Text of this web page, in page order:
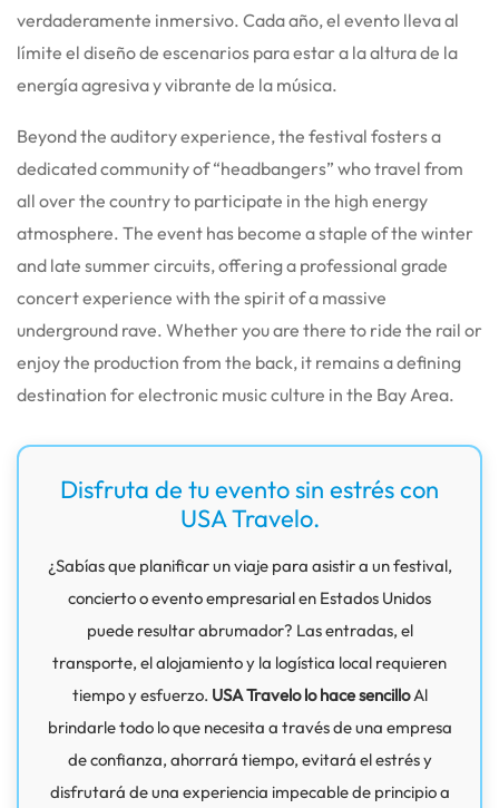
verdaderamente inmersivo. Cada año, el evento lleva al
límite el diseño de escenarios para estar a la altura de la
energía agresiva y vibrante de la música.
Beyond the auditory experience, the festival fosters a
dedicated community of “headbangers” who travel from
all over the country to participate in the high energy
atmosphere. The event has become a staple of the winter
and late summer circuits, offering a professional grade
concert experience with the spirit of a massive
underground rave. Whether you are there to ride the rail or
enjoy the production from the back, it remains a defining
destination for electronic music culture in the Bay Area.
Disfruta de tu evento sin estrés con
USA Travelo.
¿Sabías que planificar un viaje para asistir a un festival,
concierto o evento empresarial en Estados Unidos
puede resultar abrumador? Las entradas, el
transporte, el alojamiento y la logística local requieren
tiempo y esfuerzo. USA Travelo lo hace sencilloAl
brindarle todo lo que necesita a través de una empresa
de confianza, ahorrará tiempo, evitará el estrés y
disfrutará de una experiencia impecable de principio a